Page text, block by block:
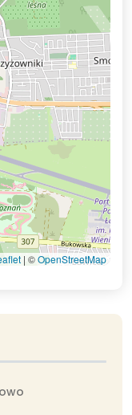
| ©OpenStreetMap